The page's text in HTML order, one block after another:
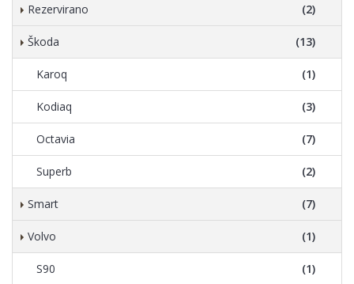
Rezervirano (2)
Škoda (13)
Karoq (1)
Kodiaq (3)
Octavia (7)
Superb (2)
Smart (7)
Volvo (1)
S90 (1)